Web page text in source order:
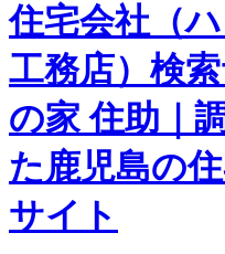
住宅会社（
工務店）検
の家 住助｜
た鹿児島の
サイト